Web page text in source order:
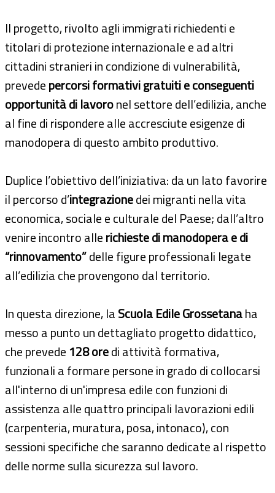
Il progetto, rivolto agli immigrati richiedenti e
titolari di protezione internazionale e ad altri
cittadini stranieri in condizione di vulnerabilità,
prevedepercorsi formativi gratuiti e conseguenti
opportunità di lavoronel settore dell’edilizia, anche
al fine di rispondere alle accresciute esigenze di
manodopera di questo ambito produttivo.
Duplice l’obiettivo dell’iniziativa: da un lato favorire
il percorso d’integrazionedei migranti nella vita
economica, sociale e culturale del Paese; dall’altro
venire incontro allerichieste di manodopera e di
“rinnovamento”delle figure professionali legate
all’edilizia che provengono dal territorio.
In questa direzione, laScuola Edile Grossetanaha
messo a punto un dettagliato progetto didattico,
che prevede 128 oredi attività formativa,
funzionali a formare persone in grado di collocarsi
all'interno di un'impresa edile con funzioni di
assistenza alle quattro principali lavorazioni edili
(carpenteria, muratura, posa, intonaco), con
sessioni specifiche che saranno dedicate al rispetto
delle norme sulla sicurezza sul lavoro.